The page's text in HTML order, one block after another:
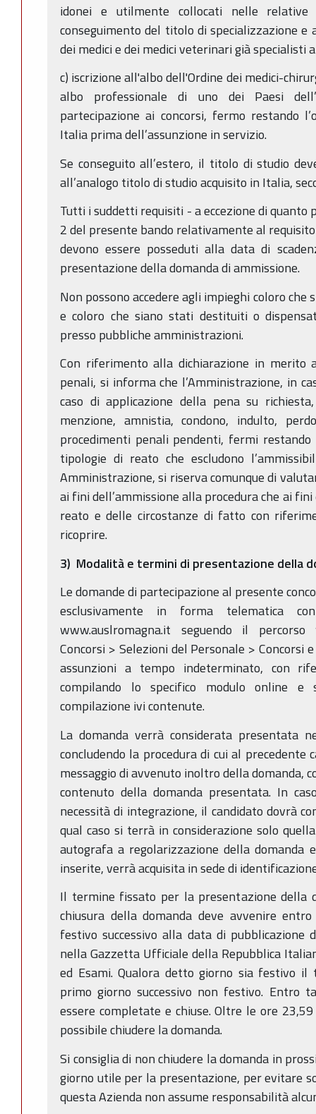
idonei e utilmente collocati nelle relative
conseguimento del titolo di specializzazione
dei medici e dei medici veterinari già specialisti
c) iscrizione all'albo dell'Ordine dei medici-
albo professionale di uno dei Paesi
partecipazione ai concorsi, fermo restando
Italia prima dell’assunzione in servizio.
Se conseguito all’estero, il titolo di studio
all’analogo titolo di studio acquisito in Italia,
Tutti i suddetti requisiti - a eccezione di
2 del presente bando relativamente al
devono essere posseduti alla data di
presentazione della domanda di ammissione.
Non possono accedere agli impieghi coloro
e coloro che siano stati destituiti o
presso pubbliche amministrazioni.
Con riferimento alla dichiarazione in merito
penali, si informa che l’Amministrazione, in
caso di applicazione della pena su
menzione, amnistia, condono, indulto,
procedimenti penali pendenti, fermi
tipologie di reato che escludono
Amministrazione, si riserva comunque di
ai fini dell’ammissione alla procedura che ai
reato e delle circostanze di fatto con
ricoprire.
3) Modalità e termini di presentazione della
Le domande di partecipazione al presente
esclusivamente in forma telematica
www.auslromagna.it seguendo il
Concorsi > Selezioni del Personale > Concorsi
assunzioni a tempo indeterminato, con
compilando lo specifico modulo online
compilazione ivi contenute.
La domanda verrà considerata presentata
concludendo la procedura di cui al precedente
messaggio di avvenuto inoltro della domanda,
contenuto della domanda presentata. In
necessità di integrazione, il candidato dovrà
qual caso si terrà in considerazione solo
autografa a regolarizzazione della domanda
inserite, verrà acquisita in sede di
Il termine fissato per la presentazione della
chiusura della domanda deve avvenire
festivo successivo alla data di pubblicazione
nella Gazzetta Ufficiale della Repubblica
ed Esami. Qualora detto giorno sia festivo
primo giorno successivo non festivo. Entro
essere completate e chiuse. Oltre le ore
possibile chiudere la domanda.
Si consiglia di non chiudere la domanda in
giorno utile per la presentazione, per evitare
questa Azienda non assume responsabilità